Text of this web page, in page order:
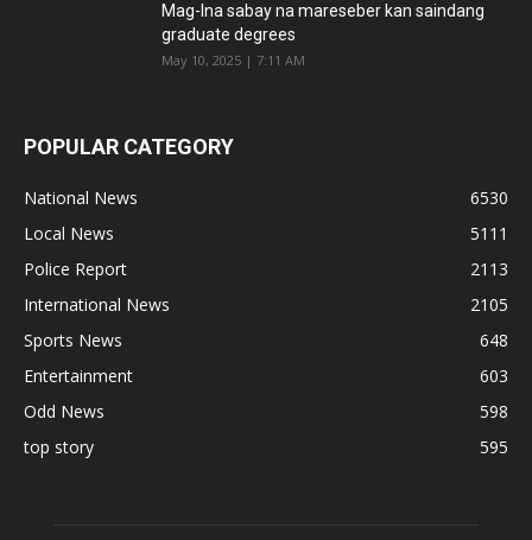
Mag-Ina sabay na mareseber kan saindang
graduate degrees
May 10, 2025 | 7:11 AM
POPULAR CATEGORY
National News
6530
Local News
5111
Police Report
2113
International News
2105
Sports News
648
Entertainment
603
Odd News
598
top story
595